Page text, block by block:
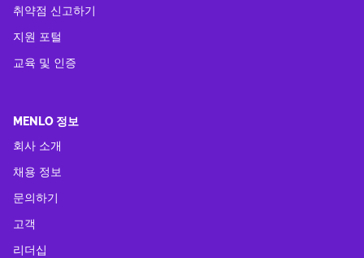
취약점 신고하기
지원 포털
교육 및 인증
MENLO 정보
회사 소개
채용 정보
문의하기
고객
리더십